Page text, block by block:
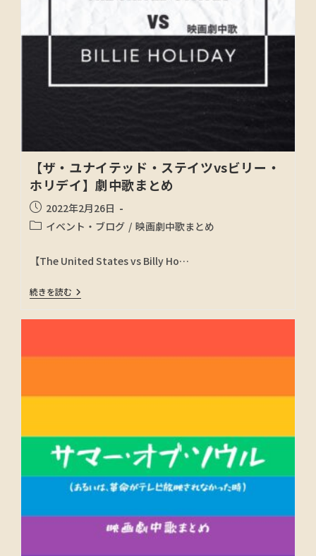
【ザ・ユナイテッド・ステイツvsビリー・
ホリデイ】劇中歌まとめ
2022年2月26日
イベント・ブログ / 映画劇中歌まとめ
【The United States vs Billy Ho…
続きを読む